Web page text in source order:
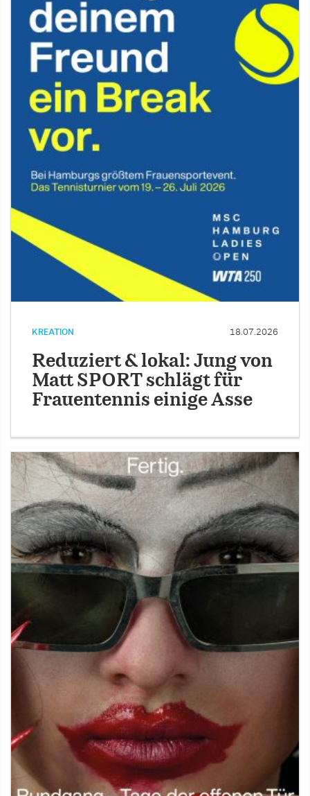
KREATION 18.07.2026
Reduziert & lokal: Jung von
Matt SPORT schlägt für
Frauentennis einige Asse